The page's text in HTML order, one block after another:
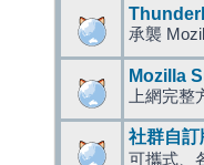
承襲
Mozilla
上網完
社群自訂
可攜式、